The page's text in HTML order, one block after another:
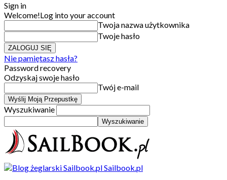
Sign in
Welcome!Log into your account
Twoja nazwa użytkownika
Twoje hasło
Nie pamiętasz hasła?
Password recovery
Odzyskaj swoje hasło
Twój e-mail
Wyszukiwanie
Sailbook.pl